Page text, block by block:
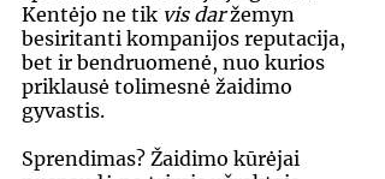
Kentėjo ne tik vis dar žemyn
besiritanti kompanijos reputacija,
bet ir bendruomenė, nuo kurios
priklausė tolimesnė žaidimo
gyvastis.
Sprendimas? Žaidimo kūrėjai